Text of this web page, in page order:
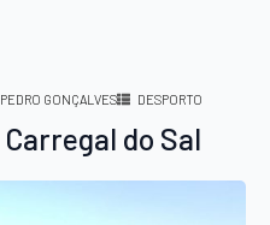
PEDRO GONÇALVES DESPORTO
do Sal